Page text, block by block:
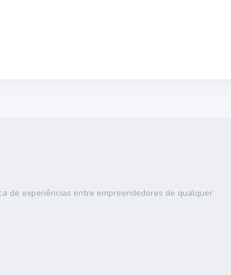
de experiências entre empreendedores de qualquer